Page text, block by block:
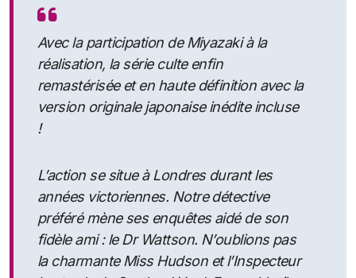
Avec la participation de Miyazaki à la
réalisation, la série culte enfin
remastérisée et en haute définition avec la
version originale japonaise inédite incluse
!
L’action se situe à Londres durant les
années victoriennes. Notre détective
préféré mène ses enquêtes aidé de son
fidèle ami : le Dr Wattson. N’oublions pas
la charmante Miss Hudson et l’Inspecteur